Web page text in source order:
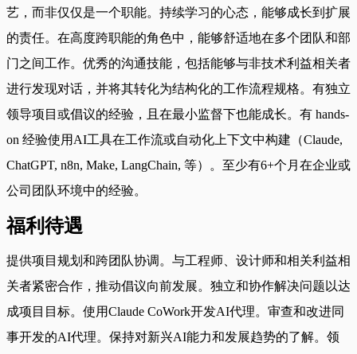
艺，而非仅仅是一个职能。持续学习的心态，能够成长到扩展
的责任。在高度跨职能的角色中，能够舒适地在多个团队和部
门之间工作。优秀的沟通技能，包括能够与非技术利益相关者
进行发现对话，并将其转化为结构化的工作流程规格。有独立
领导项目或倡议的经验，且在最小监督下也能成长。有 hands-
on 经验使用AI工具在工作流或自动化上下文中构建（Claude,
ChatGPT, n8n, Make, LangChain, 等）。至少有6+个月在企业或
公司团队环境中的经验。
福利待遇
提供项目规划和跨团队协调。与工程师、设计师和相关利益相
关者紧密合作，推动倡议向前发展。独立和协作解决问题以达
成项目目标。使用Claude CoWork开发AI代理。审查和改进同
事开发的AI代理。保持对新兴AI能力和发展趋势的了解。领